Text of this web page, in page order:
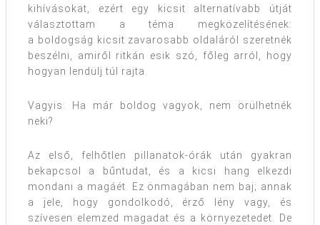
kihívásokat, ezért egy kicsit alternatívabb útját
választottam a téma megközelítésének:
a boldogság kicsit zavarosabb oldaláról szeretnék
beszélni, amiről ritkán esik szó, főleg arról, hogy
hogyan lendülj túl rajta.
Vagyis: Ha már boldog vagyok, nem örülhetnék
neki?
Az első, felhőtlen pillanatok-órák után gyakran
bekapcsol a bűntudat, és a kicsi hang elkezdi
mondani a magáét. Ez önmagában nem baj; annak
a jele, hogy gondolkodó, érző lény vagy, és
szívesen elemzed magadat és a környezetedet. De